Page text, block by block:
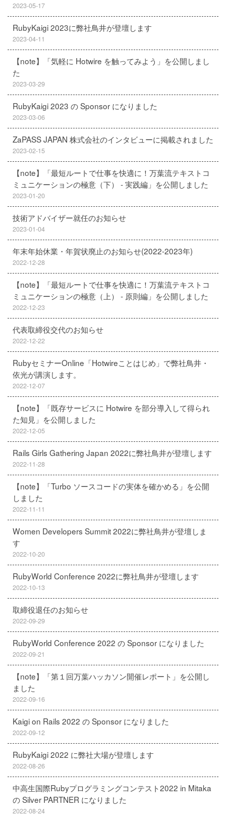
2023-05-17
RubyKaigi 2023に弊社鳥井が登壇します
2023-04-11
【note】「気軽に Hotwire を触ってみよう」を公開しまし
た
2023-03-29
RubyKaigi 2023 の Sponsor になりました
2023-03-06
ZaPASS JAPAN 株式会社のインタビューに掲載されました
2023-02-15
【note】「最短ルートで仕事を快適に！万葉流テキストコ
ミュニケーションの極意（下） - 実践編」を公開しました
2023-01-20
技術アドバイザー就任のお知らせ
2023-01-04
年末年始休業・年賀状廃止のお知らせ(2022-2023年)
2022-12-28
【note】「最短ルートで仕事を快適に！万葉流テキストコ
ミュニケーションの極意（上） - 原則編」を公開しました
2022-12-23
代表取締役交代のお知らせ
2022-12-22
RubyセミナーOnline「Hotwireことはじめ」で弊社鳥井・
依光が講演します。
2022-12-07
【note】「既存サービスに Hotwire を部分導入して得られ
た知見」を公開しました
2022-12-05
Rails Girls Gathering Japan 2022に弊社鳥井が登壇します
2022-11-28
【note】「Turbo ソースコードの実体を確かめる」を公開
しました
2022-11-11
Women Developers Summit 2022に弊社鳥井が登壇しま
す
2022-10-20
RubyWorld Conference 2022に弊社鳥井が登壇します
2022-10-13
取締役退任のお知らせ
2022-09-29
RubyWorld Conference 2022 の Sponsor になりました
2022-09-21
【note】「第１回万葉ハッカソン開催レポート」を公開し
ました
2022-09-16
Kaigi on Rails 2022 の Sponsor になりました
2022-09-12
RubyKaigi 2022 に弊社大場が登壇します
2022-08-26
中高生国際Rubyプログラミングコンテスト2022 in Mitaka
の Silver PARTNER になりました
2022-08-24